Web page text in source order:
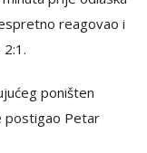
reagovao i
poništen
postigao Petar